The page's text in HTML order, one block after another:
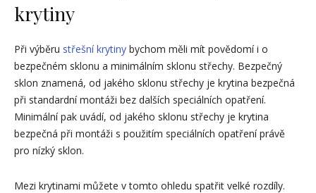
krytiny
Při výběru střešní krytiny bychom měli mít povědomí i o
bezpečném sklonu a minimálním sklonu střechy. Bezpečný
sklon znamená, od jakého sklonu střechy je krytina bezpečná
při standardní montáži bez dalších speciálních opatření.
Minimální pak uvádí, od jakého sklonu střechy je krytina
bezpečná při montáži s použitím speciálních opatření právě
pro nízký sklon.
Mezi krytinami můžete v tomto ohledu spatřit velké rozdíly.